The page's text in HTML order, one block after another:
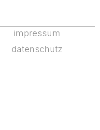
impressum
datenschutz